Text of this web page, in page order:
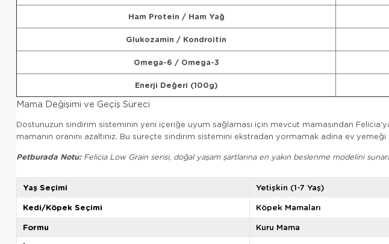
Ham Protein / Ham Yağ
Glukozamin / Kondroitin
Omega-6 / Omega-3
Enerji Değeri (100g)
Mama Değişimi ve Geçiş Süreci
Dostunuzun sindirim sisteminin yeni içeriğe uyum sağlaması için mevcut mamasından
mamanın oranını azaltınız. Bu süreçte sindirim sistemini ekstradan yormamak adına ev
Petburada Notu:Felicia Low Grain serisi, doğal yaşam şartlarına en yakın beslenme modelini
Yaş Seçimi
Yetişkin (1-7 Yaş)
Kedi/Köpek Seçimi
Köpek Mamaları
Formu
Kuru Mama